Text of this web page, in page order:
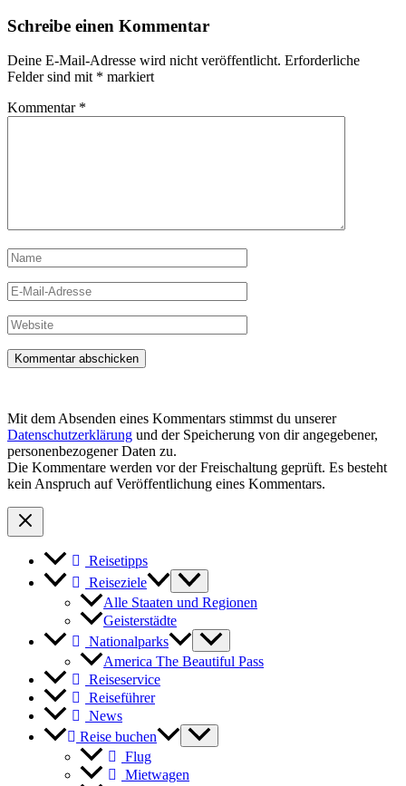
Schreibe einen Kommentar
Deine E-Mail-Adresse wird nicht veröffentlicht. Erforderliche
Felder sind mit * markiert
Kommentar *
Name
E-
Mail-
Adresse
Website
Mit dem Absenden eines Kommentars stimmst du unserer
Datenschutzerklärung und der Speicherung von dir angegebener,
personenbezogener Daten zu.
Die Kommentare werden vor der Freischaltung geprüft. Es besteht
kein Anspruch auf Veröffentlichung eines Kommentars.
Reisetipps
Reiseziele
Alle Staaten und Regionen
Geisterstädte
Nationalparks
America The Beautiful Pass
Reiseservice
Reiseführer
News
Reise buchen
Flug
Mietwagen